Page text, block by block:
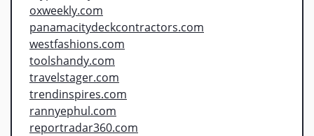
oxweekly.com
panamacitydeckcontractors.com
westfashions.com
toolshandy.com
travelstager.com
trendinspires.com
rannyephul.com
reportradar360.com